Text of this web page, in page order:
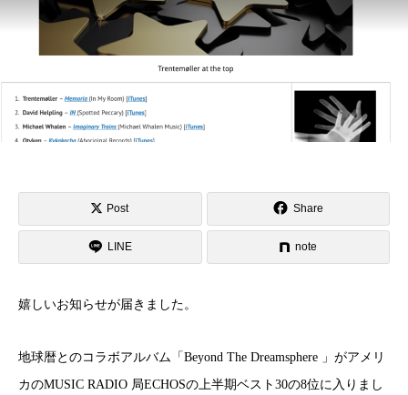
Post Share
LINE note
嬉しいお知らせが届きました。
地球暦とのコラボアルバム「Beyond The Dreamsphere 」がアメリ
カのMUSIC RADIO 局ECHOSの上半期ベスト30の8位に入りまし